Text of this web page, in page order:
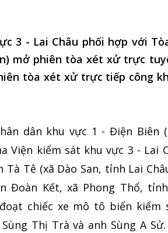
3 - Lai Châu phối hợp với
mở phiên tòa xét xử trực
tòa xét xử trực tiếp công
dân khu vực 1 - Điện Biên
Viện kiểm sát khu vực 3 - Lai
Tê (xã Dào San, tỉnh Lai
Đoàn Kết, xã Phong Thổ,
chiếc xe mô tô biển kiểm
Thị Trà và anh Sùng A Sử.